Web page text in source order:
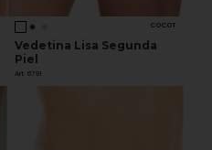
COCOT
Vedetina Lisa Segunda
Piel
Art. 6791